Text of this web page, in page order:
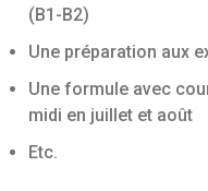
(B1-B2)
Une préparation aux
Une formule avec
midi en juillet et août
Etc.